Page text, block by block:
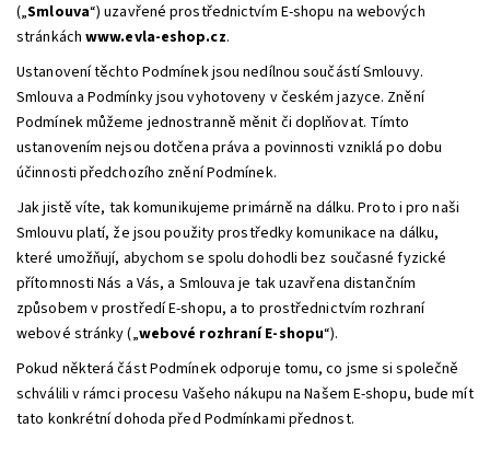
(„Smlouva“) uzavřené prostřednictvím E-shopu na webových
stránkách www.evla-eshop.cz.
Ustanovení těchto Podmínek jsou nedílnou součástí Smlouvy.
Smlouva a Podmínky jsou vyhotoveny v českém jazyce. Znění
Podmínek můžeme jednostranně měnit či doplňovat. Tímto
ustanovením nejsou dotčena práva a povinnosti vzniklá po dobu
účinnosti předchozího znění Podmínek.
Jak jistě víte, tak komunikujeme primárně na dálku. Proto i pro naši
Smlouvu platí, že jsou použity prostředky komunikace na dálku,
které umožňují, abychom se spolu dohodli bez současné fyzické
přítomnosti Nás a Vás, a Smlouva je tak uzavřena distančním
způsobem v prostředí E-shopu, a to prostřednictvím rozhraní
webové stránky („webové rozhraní E-shopu“).
Pokud některá část Podmínek odporuje tomu, co jsme si společně
schválili v rámci procesu Vašeho nákupu na Našem E-shopu, bude mít
tato konkrétní dohoda před Podmínkami přednost.